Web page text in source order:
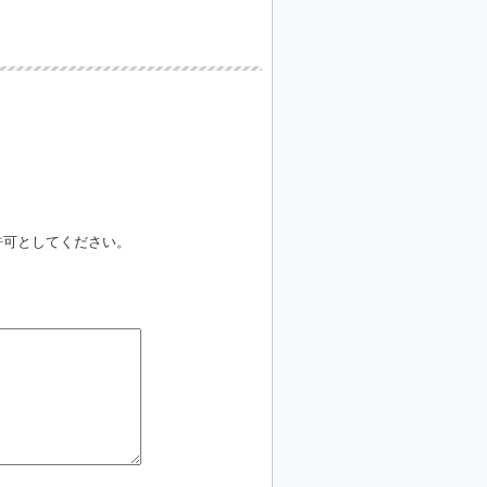
としてください。